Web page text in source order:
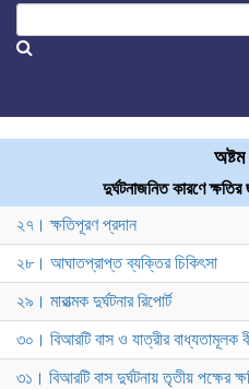
দুর্ঘটনাজনিত কারণে
২৭। ক্ষতিপূরণ প্রদান
২৮। আঘাতপ্রাপ্ত ব্যক্তির চিকিৎসা
২৯। মারাত্মক দুর্ঘটনার রিপোর্ট
৩০। বিআরটি বাস ও যাত্রীর বাধ্যতামূলক
৩১। বিআরটি বাস দুর্ঘটনায় তৃতীয় পক্ষের